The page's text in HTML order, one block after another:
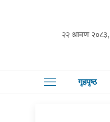
२२ श्रावण
गृहपृष्ठ